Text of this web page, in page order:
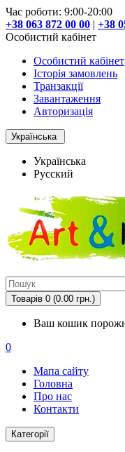
Час роботи: 9:00-20:00
+38 063 872 00 00 | +38
Особистий кабінет
Особистий кабінет
Історія замовлень
Транзакції
Завантаження
Авторизація
Українська
Українська
Русский
Товарів 0 (0.00 грн.)
Ваш кошик
0
Мапа сайту
Головна
Про нас
Контакти
Категорії